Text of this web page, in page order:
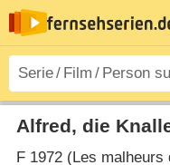
Alfred, die
F1972 (Les malheurs